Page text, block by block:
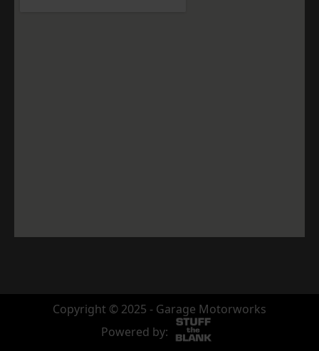
Copyright © 2025 - Garage Motorworks
Powered by: